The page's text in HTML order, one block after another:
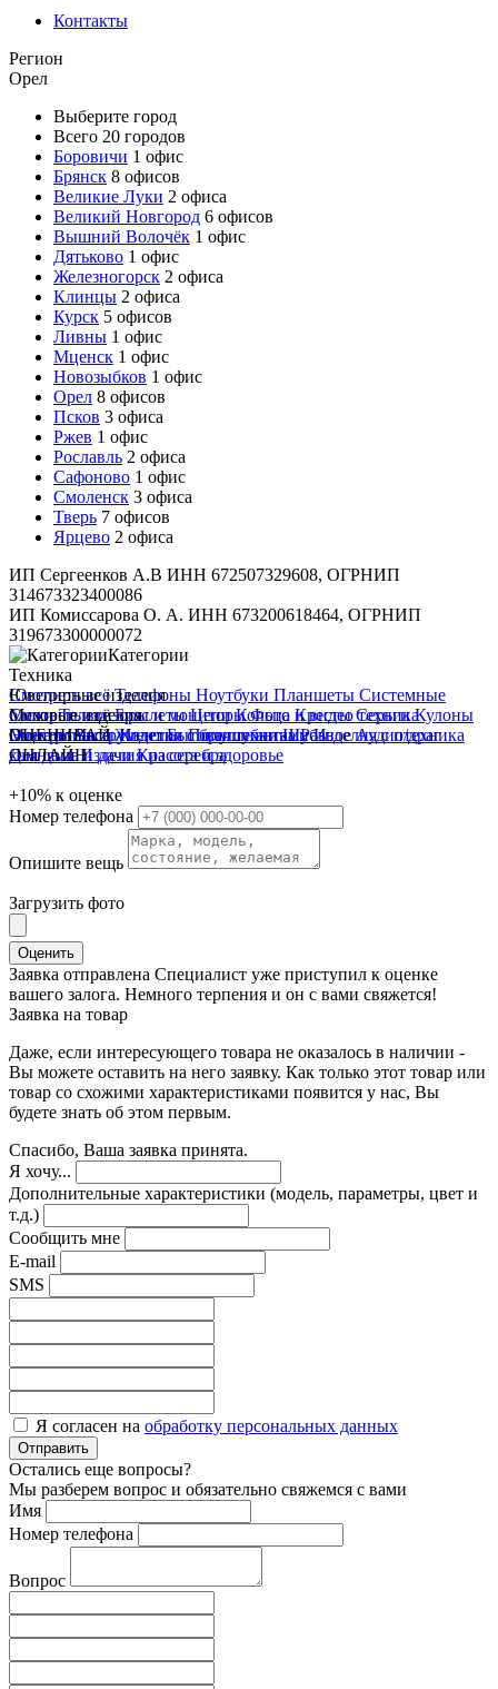
Контакты
Регион
Орел
Выберите город
Всего 20 городов
Боровичи 1 офис
Брянск 8 офисов
Великие Луки 2 офиса
Великий Новгород 6 офисов
Вышний Волочёк 1 офис
Дятьково 1 офис
Железногорск 2 офиса
Клинцы 2 офиса
Курск 5 офисов
Ливны 1 офис
Мценск 1 офис
Новозыбков 1 офис
Орел 8 офисов
Псков 3 офиса
Ржев 1 офис
Рославль 2 офиса
Сафоново 1 офис
Смоленск 3 офиса
Тверь 7 офисов
Ярцево 2 офиса
ИП Сергеенков А.В ИНН 672507329608, ОГРНИП
314673323400086
ИП Комиссарова О. А. ИНН 673200618464, ОГРНИП
319673300000072
Категории
Техника
Смотреть всёТелефоны Ноутбуки Планшеты Системные
блокиТелевизоры и мониторыФото и видео техника
ЭлектроинструментБытовая техникаРазноеАудиотехника
Для дома и дачиКрасота и здоровье
Ювелирные изделия
Смотреть всёБраслетыЦепиКольца КрестыСерьгиКулоны
МонетыЧасыИзделия с бриллиантамиИзделия с п/драг
камнямиИзделия из серебра
Меховые изделия
Смотреть всёЖилеткиПолушубкиШубы
ОЦЕНИВАЙ
ОНЛАЙН
+10% к оценке
Номер телефона
Опишите вещь
Загрузить фото
Оценить
Заявка отправлена Специалист уже приступил к оценке
вашего залога. Немного терпения и он с вами свяжется!
Заявка на товар
Даже, если интересующего товара не оказалось в наличии -
Вы можете оставить на него заявку. Как только этот товар или
товар со схожими характеристиками появится у нас, Вы
будете знать об этом первым.
Спасибо, Ваша заявка принята.
Я хочу...
Дополнительные характеристики (модель, параметры, цвет и
т.д.)
Сообщить мне
E-mail
SMS
Я согласен на обработку персональных данных
Отправить
Остались еще вопросы?
Мы разберем вопрос и обязательно свяжемся с вами
Имя
Номер телефона
Вопрос